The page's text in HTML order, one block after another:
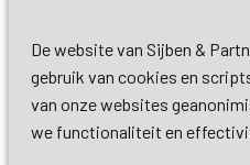
De website van Sijben &
gebruik van cookies en
van onze websites
we functionaliteit en
3732 HC De